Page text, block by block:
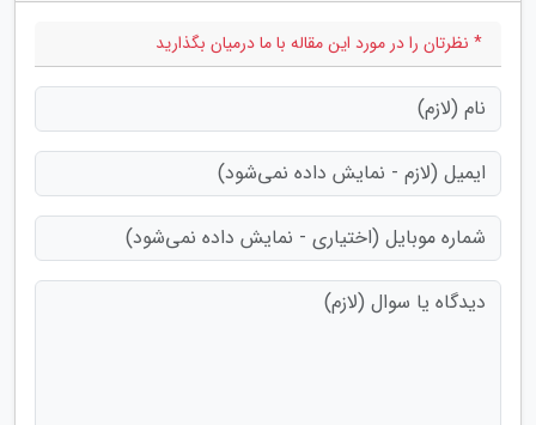
* نظرتان را در مورد این مقاله با ما درمیان بگذارید